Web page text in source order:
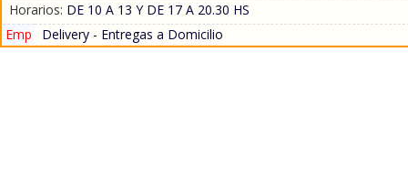
Horarios: DE 10 A 13 Y DE 17 A 20.30 HS
Emp
Delivery - Entregas a Domicilio